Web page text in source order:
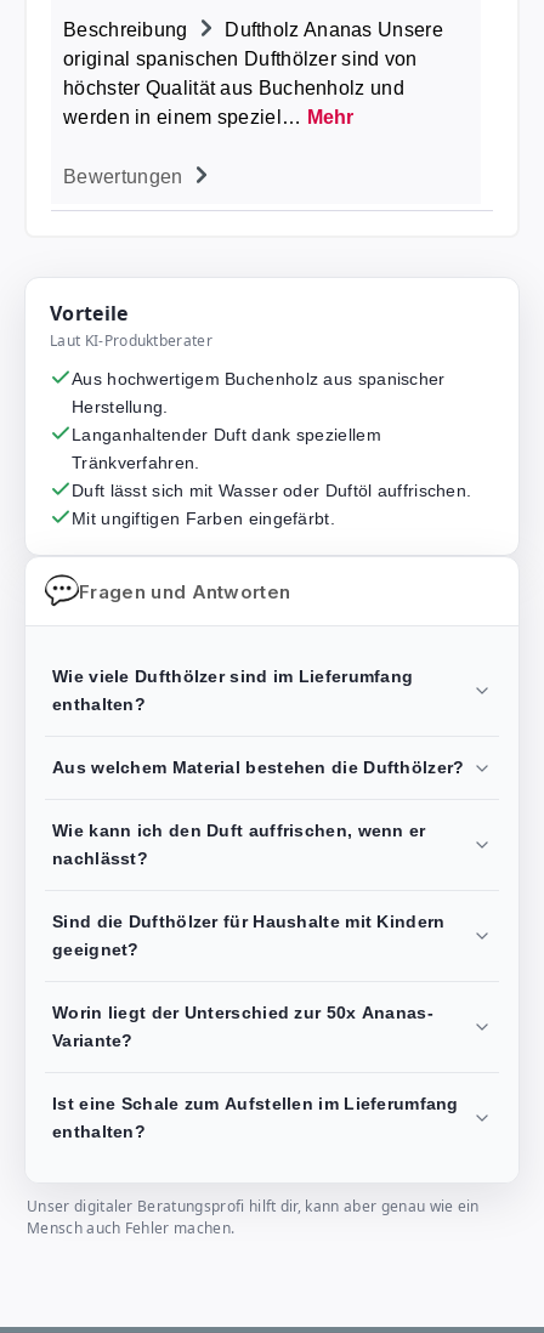
Beschreibung
Duftholz Ananas Unsere
original spanischen Dufthölzer sind von
höchster Qualität aus Buchenholz und
werden in einem speziel… Mehr
Bewertungen
Vorteile
Laut KI-Produktberater
Aus hochwertigem Buchenholz aus spanischer
Herstellung.
Langanhaltender Duft dank speziellem
Tränkverfahren.
Duft lässt sich mit Wasser oder Duftöl auffrischen.
Mit ungiftigen Farben eingefärbt.
Fragen und Antworten
Wie viele Dufthölzer sind im Lieferumfang
enthalten?
Aus welchem Material bestehen die Dufthölzer?
Wie kann ich den Duft auffrischen, wenn er
nachlässt?
Sind die Dufthölzer für Haushalte mit Kindern
geeignet?
Worin liegt der Unterschied zur 50x Ananas-
Variante?
Ist eine Schale zum Aufstellen im Lieferumfang
enthalten?
Unser digitaler Beratungsprofi hilft dir, kann aber genau wie ein
Mensch auch Fehler machen.